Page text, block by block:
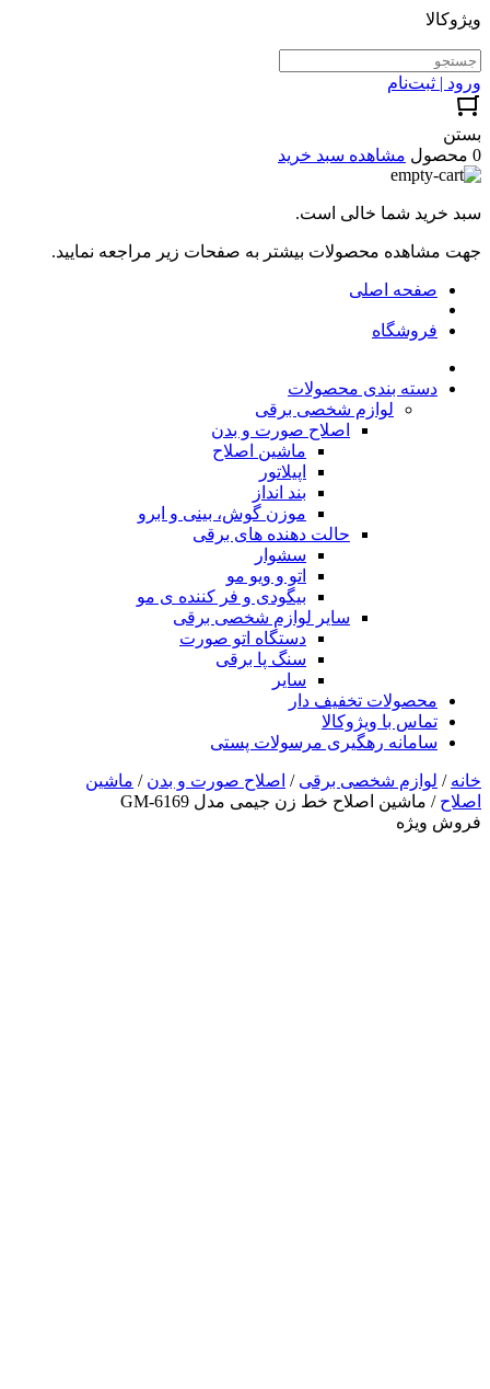
ویژوکالا
ورود | ثبت‌نام
بستن
0 محصول
مشاهده سبد خرید
سبد خرید شما خالی است.
جهت مشاهده محصولات بیشتر به صفحات زیر مراجعه نمایید.
صفحه اصلی
فروشگاه
دسته بندی محصولات
لوازم شخصی برقی
اصلاح صورت و بدن
ماشین اصلاح
اپیلاتور
بند انداز
موزن گوش، بینی و ابرو
حالت دهنده های برقی
سشوار
اتو و ویو مو
بیگودی و فر کننده ی مو
سایر لوازم شخصی برقی
دستگاه اتو صورت
سنگ پا برقی
سایر
محصولات تخفیف دار
تماس با ویژوکالا
سامانه رهگیری مرسولات پستی
خانه / لوازم شخصی برقی / اصلاح صورت و بدن / ماشین
اصلاح / ماشین اصلاح خط زن جیمی مدل GM-6169
فروش ویژه